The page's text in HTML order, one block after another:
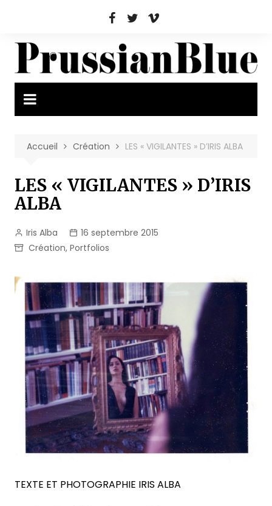
Accueil Création LES « VIGILANTES » D’IRIS ALBA
LES « VIGILANTES » D’IRIS
ALBA
Iris Alba
16 septembre 2015
Création, Portfolios
TEXTE ET PHOTOGRAPHIE IRIS ALBA